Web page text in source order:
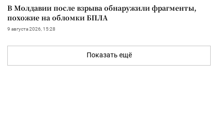
В Молдавии после взрыва обнаружили фрагменты,
похожие на обломки БПЛА
9 августа 2026, 15:28
Показать ещё